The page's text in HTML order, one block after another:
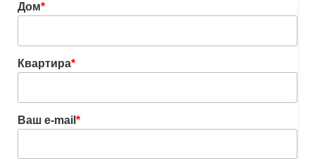
Дом*
Квартира*
Ваш e-mail *